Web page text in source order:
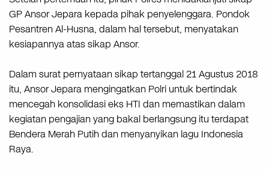
GP Ansor Jepara kepada pihak penyelenggara. Pondok
Pesantren Al-Husna, dalam hal tersebut, menyatakan
kesiapannya atas sikap Ansor.
Dalam surat pernyataan sikap tertanggal 21 Agustus 2018
itu, Ansor Jepara mengingatkan Polri untuk bertindak
mencegah konsolidasi eks HTI dan memastikan dalam
kegiatan pengajian yang bakal berlangsung itu terdapat
Bendera Merah Putih dan menyanyikan lagu Indonesia
Raya.